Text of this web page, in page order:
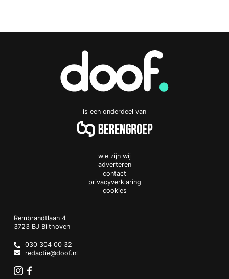
is een onderdeel van
wie zijn wij
adverteren
contact
privacyverklaring
cookies
Doof.nl
work
Rembrandtlaan 4
3723 BJ Bilthoven
Netherlands
030 304 00 32
redactie@doof.nl